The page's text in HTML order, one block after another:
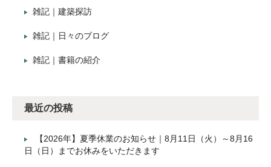
雑記｜建築探訪
雑記｜日々のブログ
雑記｜書籍の紹介
最近の投稿
【2026年】夏季休業のお知らせ｜8月11日（火）～8月16
日（日）までお休みをいただきます